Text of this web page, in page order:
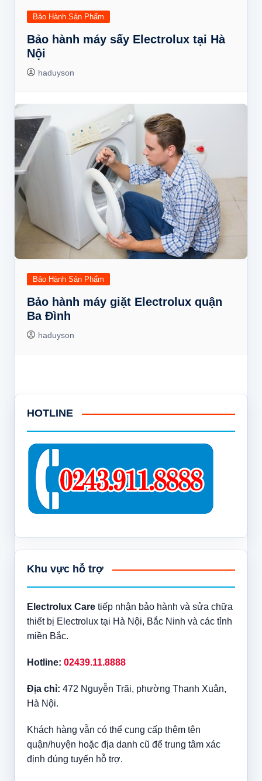
Bảo Hành Sản Phẩm
Bảo hành máy sấy Electrolux tại Hà
Nội
haduyson
Bảo Hành Sản Phẩm
Bảo hành máy giặt Electrolux quận
Ba Đình
haduyson
HOTLINE
Khu vực hỗ trợ
Electrolux Caretiếp nhận bảo hành và sửa chữa
thiết bị Electrolux tại Hà Nội, Bắc Ninh và các tỉnh
miền Bắc.
Hotline: 02439.11.8888
Địa chỉ: 472 Nguyễn Trãi, phường Thanh Xuân,
Hà Nội.
Khách hàng vẫn có thể cung cấp thêm tên
quận/huyện hoặc địa danh cũ để trung tâm xác
định đúng tuyến hỗ trợ.